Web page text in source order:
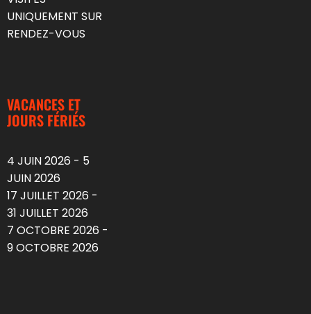
UNIQUEMENT SUR
RENDEZ-VOUS
VACANCES ET
JOURS FÉRIÉS
4 JUIN 2026 - 5
JUIN 2026
17 JUILLET 2026 -
31 JUILLET 2026
7 OCTOBRE 2026 -
9 OCTOBRE 2026